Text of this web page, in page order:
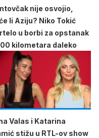
nije osvojio,
li Aziju? Niko Tokić
u borbi za opstanak
kilometara daleko
Valas i Katarina
stižu u RTL-ov show